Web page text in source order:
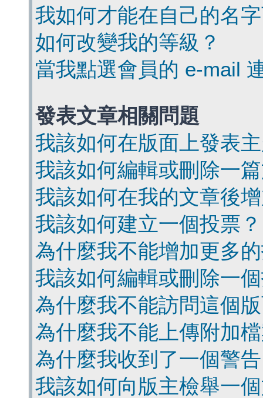
我如何才能在自己的名
如何改變我的等級？
當我點選會員的 e-mail
發表文章相關問題
我該如何在版面上發表
我該如何編輯或刪除一
我該如何在我的文章後
我該如何建立一個投票？
為什麼我不能增加更多
我該如何編輯或刪除一
為什麼我不能訪問這個
為什麼我不能上傳附加
為什麼我收到了一個警
我該如何向版主檢舉一